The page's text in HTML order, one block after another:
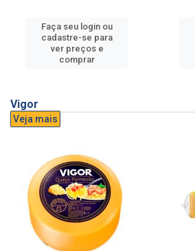
Faça seu login ou
cadastre-se para
ver preços e
comprar
Vigor
Veja mais